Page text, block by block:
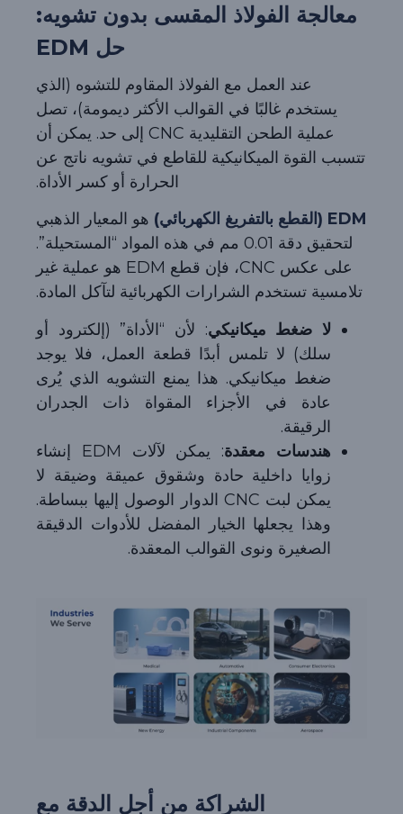
معالجة الفولاذ المقسى بدون تشويه:
حل EDM
عند العمل مع الفولاذ المقاوم للتشوه (الذي
يستخدم غالبًا في القوالب الأكثر ديمومة)، تصل
عملية الطحن التقليدية CNC إلى حد. يمكن أن
تتسبب القوة الميكانيكية للقاطع في تشويه ناتج عن
الحرارة أو كسر الأداة.
EDM (القطع بالتفريغ الكهربائي)
هو المعيار الذهبي
لتحقيق دقة 0.01 مم في هذه المواد “المستحيلة”.
على عكس CNC، فإن قطع EDM هو عملية غير
تلامسية تستخدم الشرارات الكهربائية لتآكل المادة.
لا ضغط ميكانيكي: لأن “الأداة” (إلكترود أو
سلك) لا تلمس أبدًا قطعة العمل، فلا يوجد
ضغط ميكانيكي. هذا يمنع التشويه الذي يُرى
عادة في الأجزاء المقواة ذات الجدران
الرقيقة.
هندسات معقدة
: يمكن لآلات EDM إنشاء
زوايا داخلية حادة وشقوق عميقة وضيقة لا
يمكن لبت CNC الدوار الوصول إليها ببساطة.
وهذا يجعلها الخيار المفضل للأدوات الدقيقة
الصغيرة ونوى القوالب المعقدة.
الشراكة من أجل الدقة مع